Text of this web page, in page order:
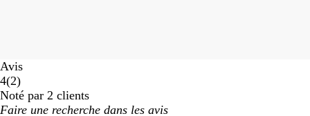
Avis
4(22
avis
)
Noté par 2 clients
Mes